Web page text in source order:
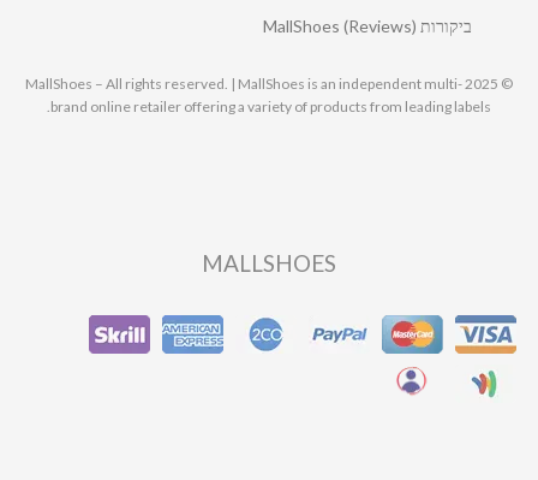
ביקורות MallShoes (Reviews)
© 2025 MallShoes – All rights reserved. | MallShoes is an independent multi-
brand online retailer offering a variety of products from leading labels.
MALLSHOES